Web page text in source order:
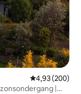
Gemiddelde
4,93 (200)
|